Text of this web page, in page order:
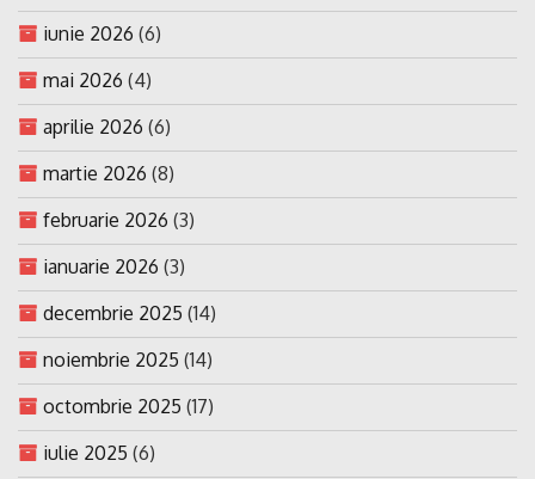
iunie 2026 (6)
mai 2026 (4)
aprilie 2026 (6)
martie 2026 (8)
februarie 2026 (3)
ianuarie 2026 (3)
decembrie 2025 (14)
noiembrie 2025 (14)
octombrie 2025 (17)
iulie 2025 (6)